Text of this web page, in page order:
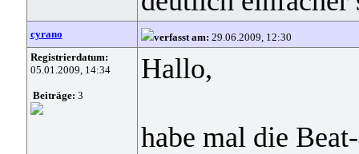
cyrano verfasst am: 29.06.2009, 12:30
Registrierdatum:
05.01.2009, 14:34
Beiträge: 3
Hallo,
habe mal die